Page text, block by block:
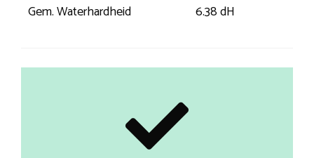
Gem. Waterhardheid
6.38 dH